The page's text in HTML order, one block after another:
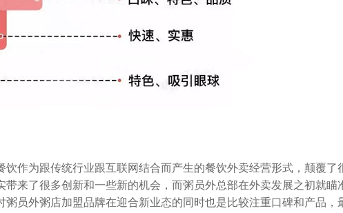
为跟传统行业跟互联网结合而产生的餐饮外卖经营形式，颠覆了
来了很多创新和一些新的机会，而粥员外总部在外卖发展之初就瞄
员外粥店加盟品牌在迎合新业态的同时也是比较注重口碑和产品，